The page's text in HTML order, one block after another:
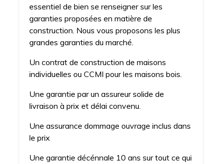
essentiel de bien se renseigner sur les
garanties proposées en matière de
construction. Nous vous proposons les plus
grandes garanties du marché.
Un contrat de construction de maisons
individuelles ou CCMI pour les maisons bois.
Une garantie par un assureur solide de
livraison à prix et délai convenu.
Une assurance dommage ouvrage inclus dans
le prix
Une garantie décénnale 10 ans sur tout ce qui